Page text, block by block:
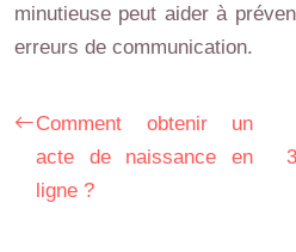
minutieuse peut aider à
erreurs de communication.
Comment obtenir un
acte de naissance en
ligne ?